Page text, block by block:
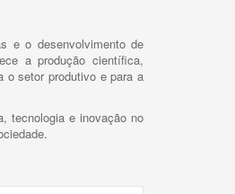
e o desenvolvimento de
a produção científica,
o setor produtivo e para a
tecnologia e inovação no